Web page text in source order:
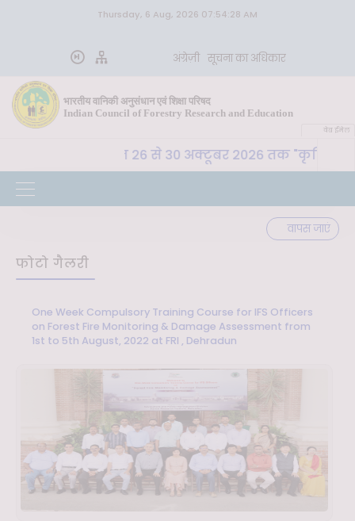
Thursday, 6 Aug, 2026 07:54:28 AM
अंग्रेज़ी सूचना का अधिकार
भारतीय वानिकी अनुसंधान एवं शिक्षा परिषद
Indian Council of Forestry Research and Education
वेब ईमेल
अ. शि. प. , देहरादून 26 से 30 अक्टूबर 2026 तक "कृषि-
वापस जाएं
फोटो गैलरी
One Week Compulsory Training Course for IFS Officers
on Forest Fire Monitoring & Damage Assessment from
1st to 5th August, 2022 at FRI , Dehradun